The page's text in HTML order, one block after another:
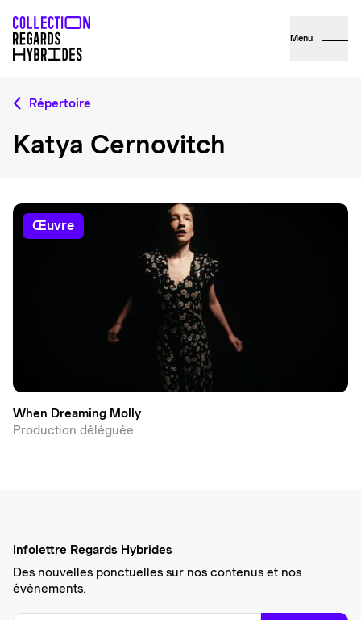
Menu
Répertoire
Katya Cernovitch
œuvre
When Dreaming Molly
Production déléguée
Infolettre Regards Hybrides
Des nouvelles ponctuelles sur nos contenus et nos
événements.